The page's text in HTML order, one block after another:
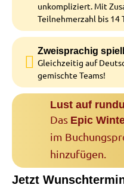
unkompliziert. Mit
Teilnehmerzahl bis 14
Zweisprachig
Gleichzeitig auf
gemischte Teams!
Lust auf
Das Epic
im
hinzufügen.
Jetzt